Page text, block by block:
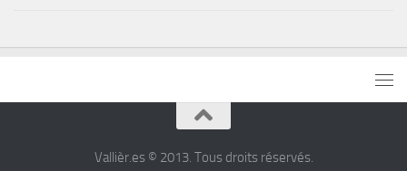
Vallièr.es © 2013. Tous droits réservés.